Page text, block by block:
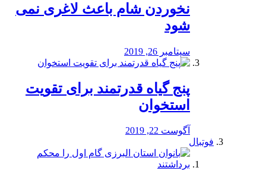
نخوردن شام باعث لاغری نمی
‌شود
سپتامبر 26, 2019
پنج گیاه قدرتمند برای تقویت
استخوان
آگوست 22, 2019
فوتبال